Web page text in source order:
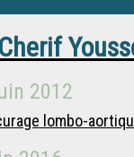
Cherif
2012
lombo-